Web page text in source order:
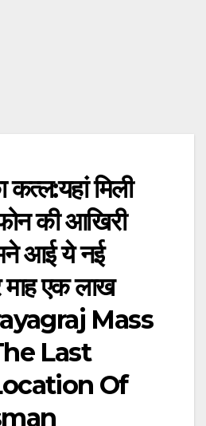
कत्ल:यहां मिली
की आखिरी
आई ये नई
माह एक लाख
Mass
Last
Of